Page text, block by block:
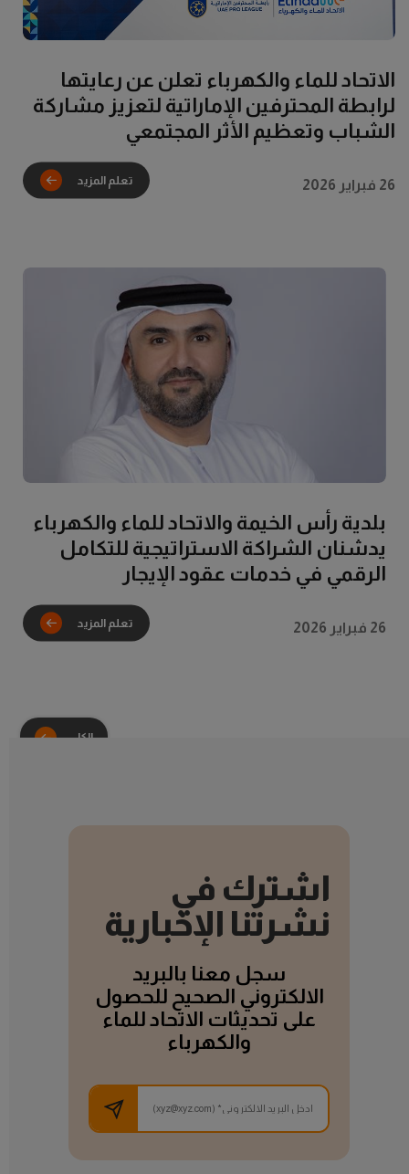
الاتحاد للماء والكهرباء تعلن عن رعايتها
لرابطة المحترفين الإماراتية لتعزيز مشاركة
الشباب وتعظيم الأثر المجتمعي
26 فبراير 2026
بلدية رأس الخيمة والاتحاد للماء والكهرباء
يدشنان الشراكة الاستراتيجية للتكامل
الرقمي في خدمات عقود الإيجار
26 فبراير 2026
اشترك في
نشرتنا الإخبارية
سجل معنا بالبريد
الالكتروني الصحيح للحصول
على تحديثات الاتحاد للماء
والكهرباء